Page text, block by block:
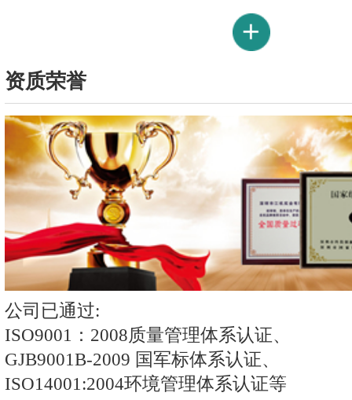
资质荣誉
公司已通过:
ISO9001：2008质量管理体系认证、
GJB9001B-2009 国军标体系认证、
ISO14001:2004环境管理体系认证等